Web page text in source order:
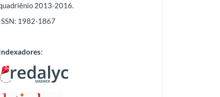
2013-2016.
1982-1867
: